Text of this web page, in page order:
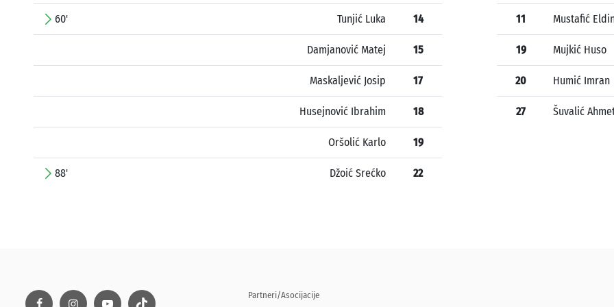
60' Tunjić Luka 14
Damjanović Matej 15
Maskaljević Josip 17
Husejnović Ibrahim 18
Oršolić Karlo 19
88' Džoić Srećko 22
11 Mustafić
19 Mujkić Huso
20 Humić Imran
27 Šuvalić
Partneri/Asocijacije